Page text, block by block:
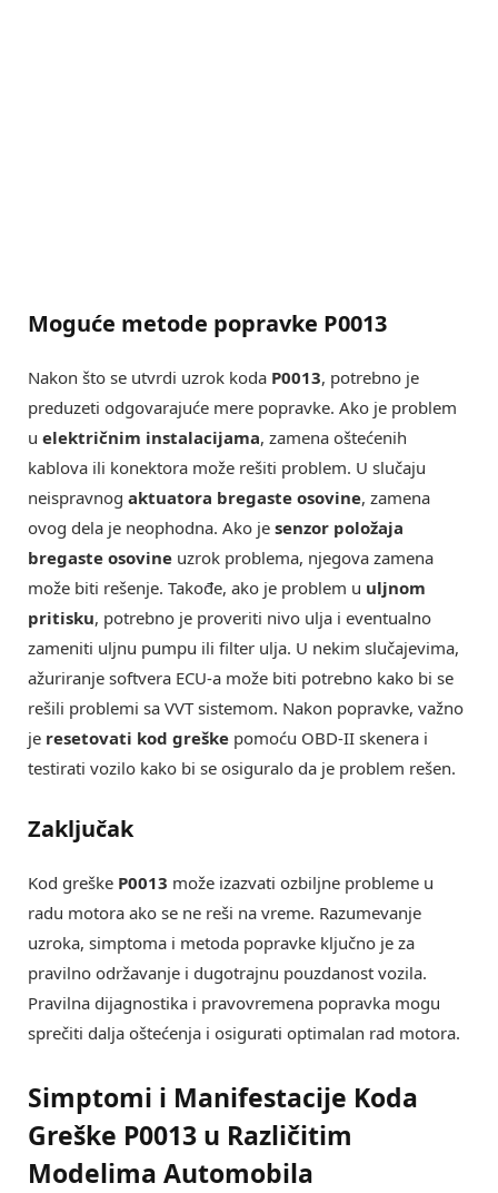
Moguće metode popravke P0013
Nakon što se utvrdi uzrok koda P0013, potrebno je
preduzeti odgovarajuće mere popravke. Ako je problem
u električnim instalacijama, zamena oštećenih
kablova ili konektora može rešiti problem. U slučaju
neispravnog aktuatora bregaste osovine, zamena
ovog dela je neophodna. Ako je senzor položaja
bregaste osovine uzrok problema, njegova zamena
može biti rešenje. Takođe, ako je problem u uljnom
pritisku, potrebno je proveriti nivo ulja i eventualno
zameniti uljnu pumpu ili filter ulja. U nekim slučajevima,
ažuriranje softvera ECU-a može biti potrebno kako bi se
rešili problemi sa VVT sistemom. Nakon popravke, važno
je resetovati kod greške pomoću OBD-II skenera i
testirati vozilo kako bi se osiguralo da je problem rešen.
Zaključak
Kod greške P0013 može izazvati ozbiljne probleme u
radu motora ako se ne reši na vreme. Razumevanje
uzroka, simptoma i metoda popravke ključno je za
pravilno održavanje i dugotrajnu pouzdanost vozila.
Pravilna dijagnostika i pravovremena popravka mogu
sprečiti dalja oštećenja i osigurati optimalan rad motora.
Simptomi i Manifestacije Koda
Greške P0013 u Različitim
Modelima Automobila